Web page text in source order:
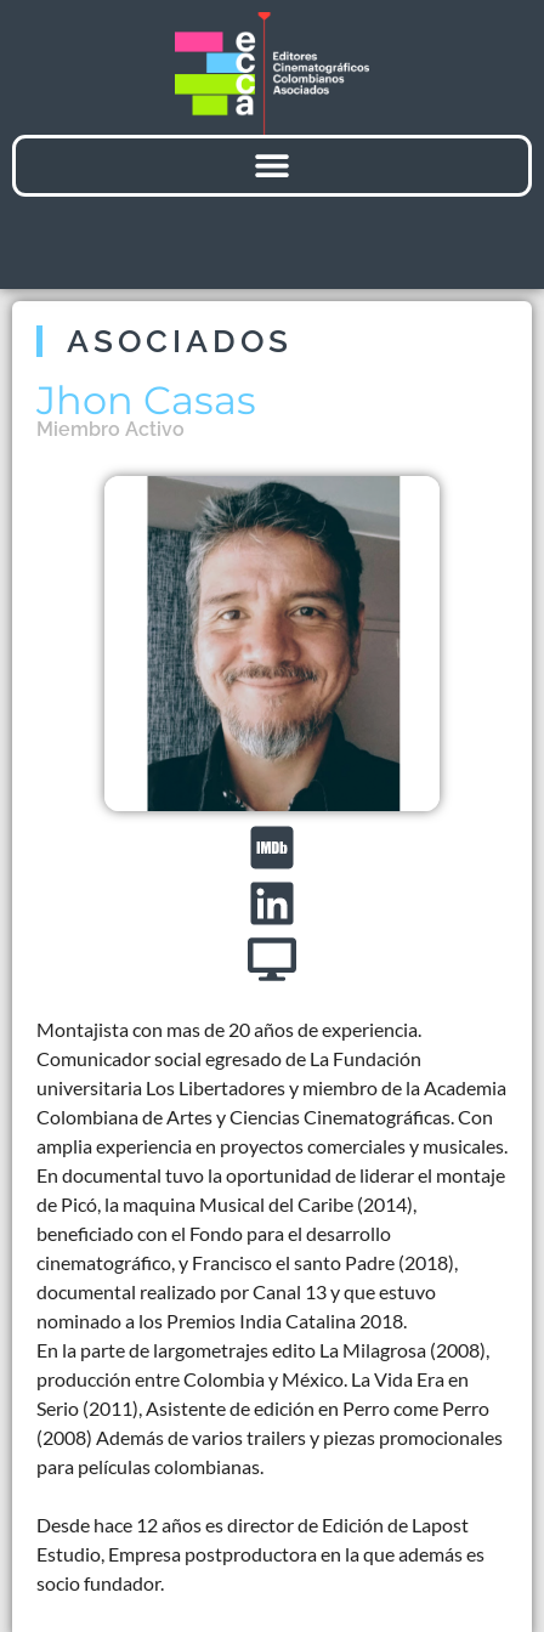
ASOCIADOS
Jhon Casas
Miembro Activo
Montajista con mas de 20 años de experiencia.
Comunicador social egresado de La Fundación
universitaria Los Libertadores y miembro de la Academia
Colombiana de Artes y Ciencias Cinematográficas. Con
amplia experiencia en proyectos comerciales y musicales.
En documental tuvo la oportunidad de liderar el montaje
de Picó, la maquina Musical del Caribe (2014),
beneficiado con el Fondo para el desarrollo
cinematográfico, y Francisco el santo Padre (2018),
documental realizado por Canal 13 y que estuvo
nominado a los Premios India Catalina 2018.
En la parte de largometrajes edito La Milagrosa (2008),
producción entre Colombia y México. La Vida Era en
Serio (2011), Asistente de edición en Perro come Perro
(2008) Además de varios trailers y piezas promocionales
para películas colombianas.
Desde hace 12 años es director de Edición de Lapost
Estudio, Empresa postproductora en la que además es
socio fundador.